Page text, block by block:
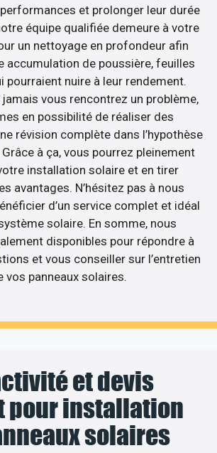
et prolonger leur durée
équipe qualifiée demeure à votre
un nettoyage en profondeur afin
accumulation de poussière, feuilles
pourraient nuire à leur rendement.
vous rencontrez un problème,
en possibilité de réaliser des
révision complète dans l’hypothèse
à ça, vous pourrez pleinement
installation solaire et en tirer
avantages. N’hésitez pas à nous
d’un service complet et idéal
solaire. En somme, nous
disponibles pour répondre à
et vous conseiller sur l’entretien
vos panneaux solaires.
et devis
pour installation
solaires